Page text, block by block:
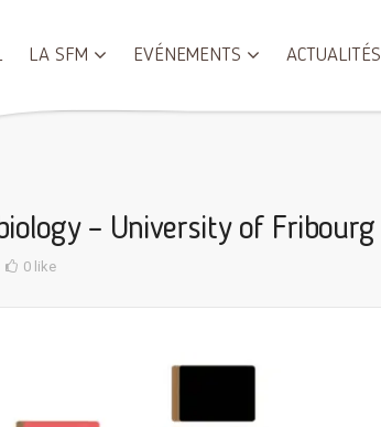
LA SFM EVÉNEMENTS ACTUALITÉS
– University of Fribourg
0 like